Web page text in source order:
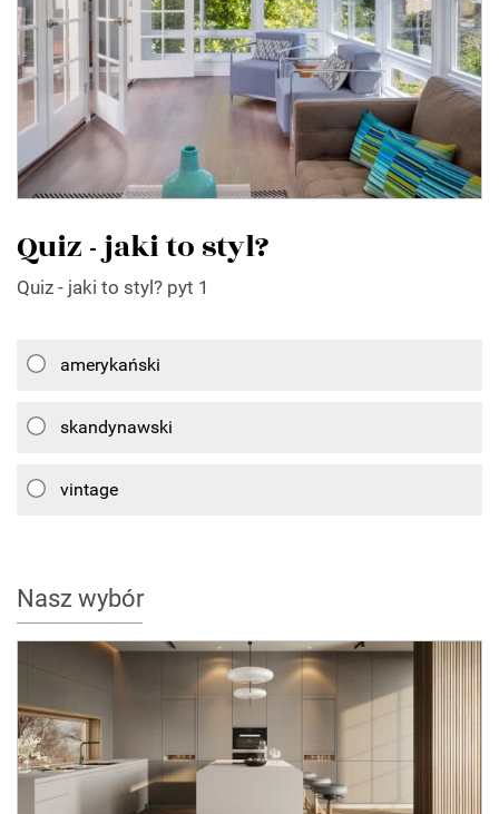
Quiz - jaki to styl?
Quiz - jaki to styl? pyt 1
amerykański
skandynawski
vintage
Nasz wybór